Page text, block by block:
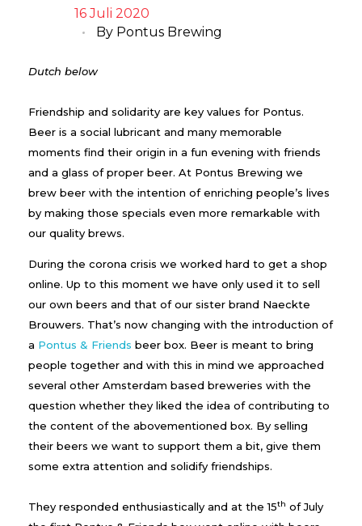
16 Juli 2020
By Pontus Brewing
Dutch below
Friendship and solidarity are key values for Pontus.
Beer is a social lubricant and many memorable
moments find their origin in a fun evening with friends
and a glass of proper beer. At Pontus Brewing we
brew beer with the intention of enriching people’s lives
by making those specials even more remarkable with
our quality brews.
During the corona crisis we worked hard to get a shop
online. Up to this moment we have only used it to sell
our own beers and that of our sister brand Naeckte
Brouwers. That’s now changing with the introduction of
a Pontus & Friends beer box. Beer is meant to bring
people together and with this in mind we approached
several other Amsterdam based breweries with the
question whether they liked the idea of contributing to
the content of the abovementioned box. By selling
their beers we want to support them a bit, give them
some extra attention and solidify friendships.
They responded enthusiastically and at the 15th of July